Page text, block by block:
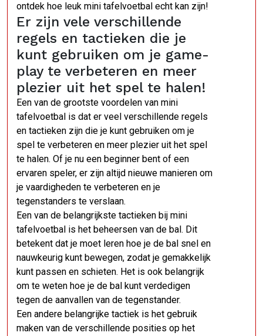
ontdek hoe leuk mini tafelvoetbal echt kan zijn!
Er zijn vele verschillende
regels en tactieken die je
kunt gebruiken om je game-
play te verbeteren en meer
plezier uit het spel te halen!
Een van de grootste voordelen van mini
tafelvoetbal is dat er veel verschillende regels
en tactieken zijn die je kunt gebruiken om je
spel te verbeteren en meer plezier uit het spel
te halen. Of je nu een beginner bent of een
ervaren speler, er zijn altijd nieuwe manieren om
je vaardigheden te verbeteren en je
tegenstanders te verslaan.
Een van de belangrijkste tactieken bij mini
tafelvoetbal is het beheersen van de bal. Dit
betekent dat je moet leren hoe je de bal snel en
nauwkeurig kunt bewegen, zodat je gemakkelijk
kunt passen en schieten. Het is ook belangrijk
om te weten hoe je de bal kunt verdedigen
tegen de aanvallen van de tegenstander.
Een andere belangrijke tactiek is het gebruik
maken van de verschillende posities op het